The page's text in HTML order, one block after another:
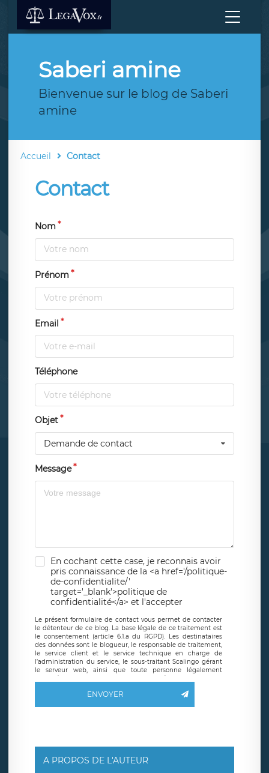
Saberi amine
Bienvenue sur le blog de Saberi
amine
Accueil Contact
Contact
Nom
Prénom
Email
Téléphone
Objet
Demande de contact
Message
En cochant cette case, je reconnais avoir
pris connaissance de la <a href='/politique-
de-confidentialite/'
target='_blank'>politique de
confidentialité</a> et l'accepter
Le présent formulaire de contact vous permet de contacter
le détenteur de ce blog. La base légale de ce traitement est
le consentement (article 6.1.a du RGPD). Les destinataires
des données sont le blogueur, le responsable de traitement,
le service client et le service technique en charge de
l’administration du service, le sous-traitant Scalingo gérant
le serveur web, ainsi que toute personne légalement
autorisée. Le formulaire de contact à destination du
basé en France et offrant des
clauses de protection
limitation du traitement relatif à vos données à caractère
données. Vous pouvez exercer ces droits auprès du délégué
ENVOYER
A PROPOS DE L'AUTEUR